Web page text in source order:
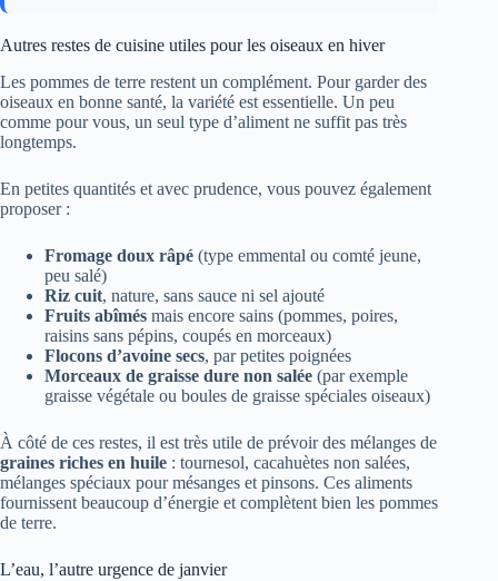
Autres restes de cuisine utiles pour les oiseaux en hiver
Les pommes de terre restent un complément. Pour garder des
oiseaux en bonne santé, la variété est essentielle. Un peu
comme pour vous, un seul type d’aliment ne suffit pas très
longtemps.
En petites quantités et avec prudence, vous pouvez également
proposer :
Fromage doux râpé (type emmental ou comté jeune,
peu salé)
Riz cuit, nature, sans sauce ni sel ajouté
Fruits abîmés mais encore sains (pommes, poires,
raisins sans pépins, coupés en morceaux)
Flocons d’avoine secs, par petites poignées
Morceaux de graisse dure non salée (par exemple
graisse végétale ou boules de graisse spéciales oiseaux)
À côté de ces restes, il est très utile de prévoir des mélanges de
graines riches en huile : tournesol, cacahuètes non salées,
mélanges spéciaux pour mésanges et pinsons. Ces aliments
fournissent beaucoup d’énergie et complètent bien les pommes
de terre.
L’eau, l’autre urgence de janvier